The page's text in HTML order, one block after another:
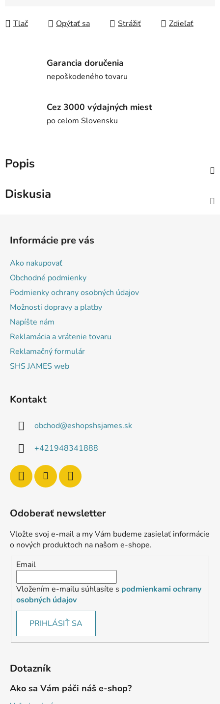
Tlač Opýtať sa Strážiť Zdieľať
Garancia doručenia
nepoškodeného tovaru
Cez 3000 výdajných miest
po celom Slovensku
Popis
Diskusia
Informácie pre vás
Ako nakupovať
Obchodné podmienky
Podmienky ochrany osobných údajov
Možnosti dopravy a platby
Napíšte nám
Reklamácia a vrátenie tovaru
Reklamačný formulár
SHS JAMES web
Kontakt
obchod@eshopshsjames.sk
+421948341888
Odoberať newsletter
Vložte svoj e-mail a my Vám budeme zasielať informácie
o nových produktoch na našom e-shope.
Email
Vložením e-mailu súhlasíte s podmienkami ochrany
osobných údajov
PRIHLÁSIŤ SA
Dotazník
Ako sa Vám páči náš e-shop?